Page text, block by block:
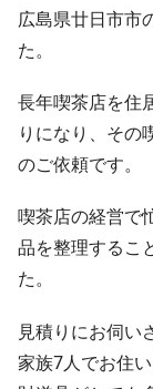
広島県廿日市市
た。
長年喫茶店を住
りになり、その
のご依頼です。
喫茶店の経営で
品を整理するこ
た。
見積りにお伺い
家族7人でお住